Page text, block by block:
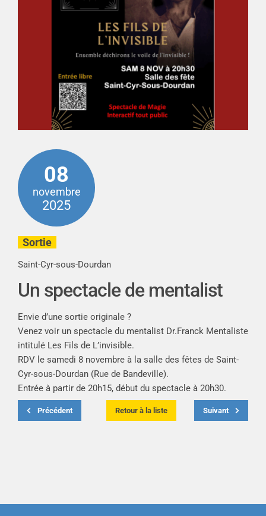
08
novembre
2025
Sortie
Saint-Cyr-sous-Dourdan
Un spectacle de mentalist
Envie d’une sortie originale ?
Venez voir un spectacle du mentalist Dr.Franck Mentaliste
intitulé Les Fils de L’invisible.
RDV le samedi 8 novembre à la salle des fêtes de Saint-
Cyr-sous-Dourdan (Rue de Bandeville).
Entrée à partir de 20h15, début du spectacle à 20h30.
Précédent Retour à la liste Suivant